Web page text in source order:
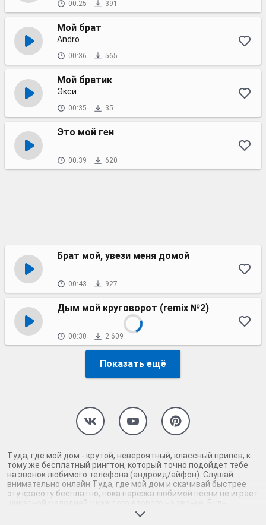
00:25 391
Мой брат
Andro
00:36 565
Мой братик
Экси
00:35 35
Это мой ген
00:39 620
Брат мой, увези меня домой
00:43 927
Дым мой круговорот (remix №2)
00:30 2 609
Показать ещё
Туда, где мой дом - крутой, невероятный, классный припев, к
тому же бесплатный рингтон, который точно подойдет тебе
на звонок любимого телефона (андроид/айфон). Слушай
внимательно онлайн Туда, где мой дом и скачивай быстрее
эту красоту бесплатно, пока нарезка любимой песни не играет
шикарной мелодией у каждого второго на звонке. Будь
первым, кто скачает бесплатно сей шедевр музыки и оценит